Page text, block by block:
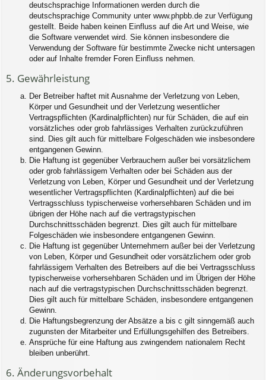
deutschsprachige Informationen werden durch die
deutschsprachige Community unter www.phpbb.de zur Verfügung
gestellt. Beide haben keinen Einfluss auf die Art und Weise, wie
die Software verwendet wird. Sie können insbesondere die
Verwendung der Software für bestimmte Zwecke nicht untersagen
oder auf Inhalte fremder Foren Einfluss nehmen.
5. Gewährleistung
Der Betreiber haftet mit Ausnahme der Verletzung von Leben,
Körper und Gesundheit und der Verletzung wesentlicher
Vertragspflichten (Kardinalpflichten) nur für Schäden, die auf ein
vorsätzliches oder grob fahrlässiges Verhalten zurückzuführen
sind. Dies gilt auch für mittelbare Folgeschäden wie insbesondere
entgangenen Gewinn.
Die Haftung ist gegenüber Verbrauchern außer bei vorsätzlichem
oder grob fahrlässigem Verhalten oder bei Schäden aus der
Verletzung von Leben, Körper und Gesundheit und der Verletzung
wesentlicher Vertragspflichten (Kardinalpflichten) auf die bei
Vertragsschluss typischerweise vorhersehbaren Schäden und im
übrigen der Höhe nach auf die vertragstypischen
Durchschnittsschäden begrenzt. Dies gilt auch für mittelbare
Folgeschäden wie insbesondere entgangenen Gewinn.
Die Haftung ist gegenüber Unternehmern außer bei der Verletzung
von Leben, Körper und Gesundheit oder vorsätzlichem oder grob
fahrlässigem Verhalten des Betreibers auf die bei Vertragsschluss
typischerweise vorhersehbaren Schäden und im Übrigen der Höhe
nach auf die vertragstypischen Durchschnittsschäden begrenzt.
Dies gilt auch für mittelbare Schäden, insbesondere entgangenen
Gewinn.
Die Haftungsbegrenzung der Absätze a bis c gilt sinngemäß auch
zugunsten der Mitarbeiter und Erfüllungsgehilfen des Betreibers.
Ansprüche für eine Haftung aus zwingendem nationalem Recht
bleiben unberührt.
6. Änderungsvorbehalt